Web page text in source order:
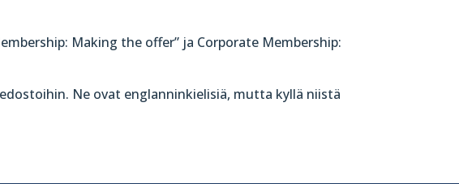
Making the offer” ja Corporate Membership:
Ne ovat englanninkielisiä, mutta kyllä niistä